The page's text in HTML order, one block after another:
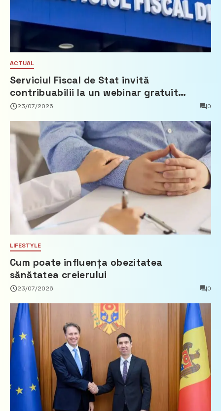
ACTUAL
Serviciul Fiscal de Stat invită
contribuabilii la un webinar gratuit
privind calculul impozitului pe bunurile
23/07/2026 0
LIFESTYLE
Cum poate influența obezitatea
sănătatea creierului
23/07/2026 0